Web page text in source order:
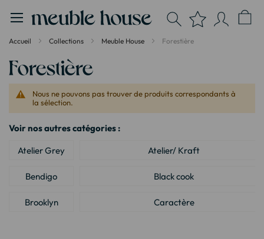
Accueil Collections Meuble House Forestière
Forestière
Nous ne pouvons pas trouver de produits correspondants à
la sélection.
Voir nos autres catégories :
Atelier Grey
Atelier/ Kraft
Bendigo Black cook
Brooklyn Caractère